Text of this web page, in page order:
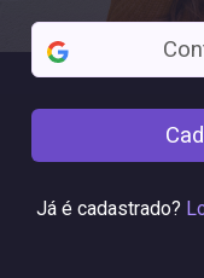
Já é cadastrado?